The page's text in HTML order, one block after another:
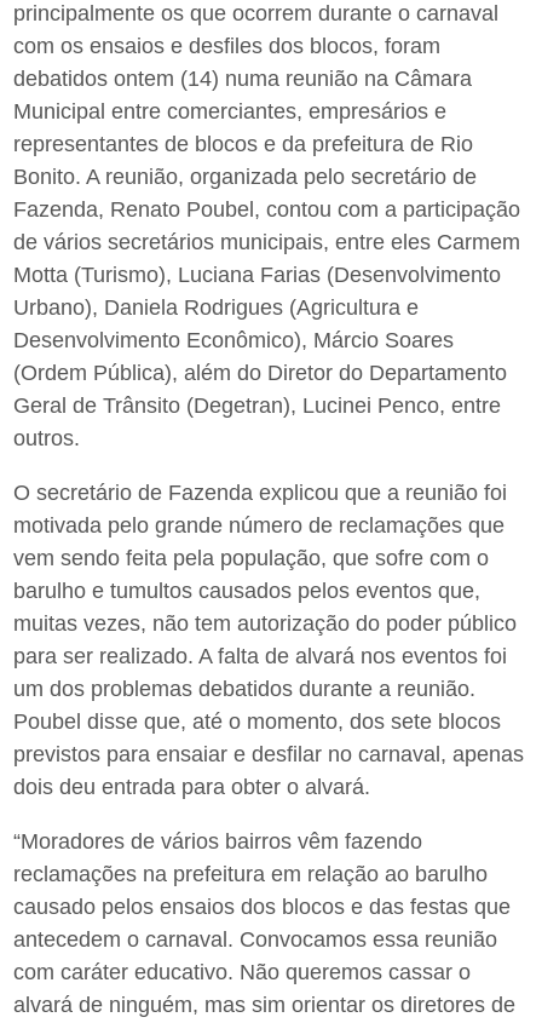
principalmente os que ocorrem durante o carnaval
com os ensaios e desfiles dos blocos, foram
debatidos ontem (14) numa reunião na Câmara
Municipal entre comerciantes, empresários e
representantes de blocos e da prefeitura de Rio
Bonito. A reunião, organizada pelo secretário de
Fazenda, Renato Poubel, contou com a participação
de vários secretários municipais, entre eles Carmem
Motta (Turismo), Luciana Farias (Desenvolvimento
Urbano), Daniela Rodrigues (Agricultura e
Desenvolvimento Econômico), Márcio Soares
(Ordem Pública), além do Diretor do Departamento
Geral de Trânsito (Degetran), Lucinei Penco, entre
outros.
O secretário de Fazenda explicou que a reunião foi
motivada pelo grande número de reclamações que
vem sendo feita pela população, que sofre com o
barulho e tumultos causados pelos eventos que,
muitas vezes, não tem autorização do poder público
para ser realizado. A falta de alvará nos eventos foi
um dos problemas debatidos durante a reunião.
Poubel disse que, até o momento, dos sete blocos
previstos para ensaiar e desfilar no carnaval, apenas
dois deu entrada para obter o alvará.
“Moradores de vários bairros vêm fazendo
reclamações na prefeitura em relação ao barulho
causado pelos ensaios dos blocos e das festas que
antecedem o carnaval. Convocamos essa reunião
com caráter educativo. Não queremos cassar o
alvará de ninguém, mas sim orientar os diretores de